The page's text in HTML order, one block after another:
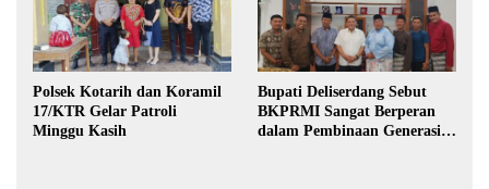
Polsek Kotarih dan Koramil
17/KTR Gelar Patroli
Minggu Kasih
Bupati Deliserdang Sebut
BKPRMI Sangat Berperan
dalam Pembinaan Generasi